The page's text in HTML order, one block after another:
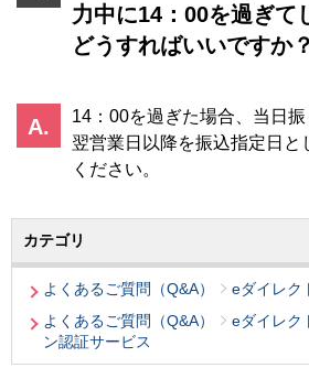
力中に14：00を過ぎて
どうすればいいですか？
14：00を過ぎた場合、当日振
翌営業日以降を振込指定日と
ください。
カテゴリ
よくあるご質問（Q&A）
eダイレク
よくあるご質問（Q&A）
eダイレク
ン認証サービス